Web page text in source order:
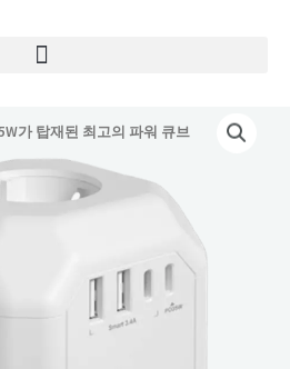
가 탑재된 최고의 파워 큐브